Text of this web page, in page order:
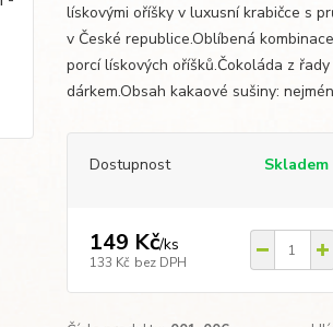
lískovými oříšky v luxusní krabičce s
v České republice.Oblíbená
porcí lískových oříšků.Čokoláda z
dárkem.Obsah kakaové sušiny:
Dostupnost Skladem
149 Kč/ks
133 Kč bez DPH